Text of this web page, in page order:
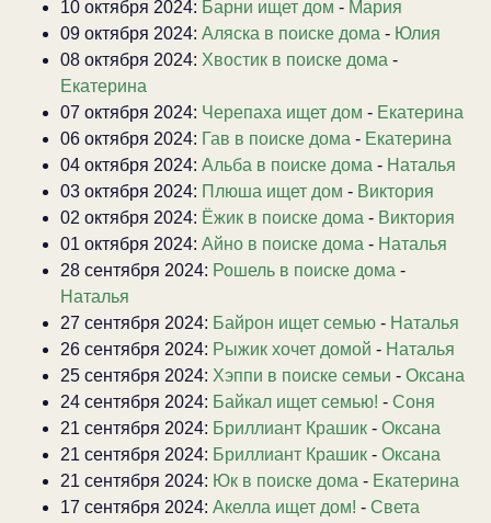
10 октября 2024: Барни ищет дом - Мария
09 октября 2024: Аляска в поиске дома - Юлия
08 октября 2024: Хвостик в поиске дома -
Екатерина
07 октября 2024: Черепаха ищет дом - Екатерина
06 октября 2024: Гав в поиске дома - Екатерина
04 октября 2024: Альба в поиске дома - Наталья
03 октября 2024: Плюша ищет дом - Виктория
02 октября 2024: Ёжик в поиске дома - Виктория
01 октября 2024: Айно в поиске дома - Наталья
28 сентября 2024: Рошель в поиске дома -
Наталья
27 сентября 2024: Байрон ищет семью - Наталья
26 сентября 2024: Рыжик хочет домой - Наталья
25 сентября 2024: Хэппи в поиске семьи - Оксана
24 сентября 2024: Байкал ищет семью! - Соня
21 сентября 2024: Бриллиант Крашик - Оксана
21 сентября 2024: Бриллиант Крашик - Оксана
21 сентября 2024: Юк в поиске дома - Екатерина
17 сентября 2024: Акелла ищет дом! - Света